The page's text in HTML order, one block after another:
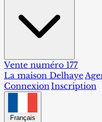
Vente numéro 177
La maison Delhaye
ConnexionInscription
Français